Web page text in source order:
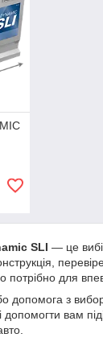
SLI — це
потрібно для
допомога з
допомогти вам